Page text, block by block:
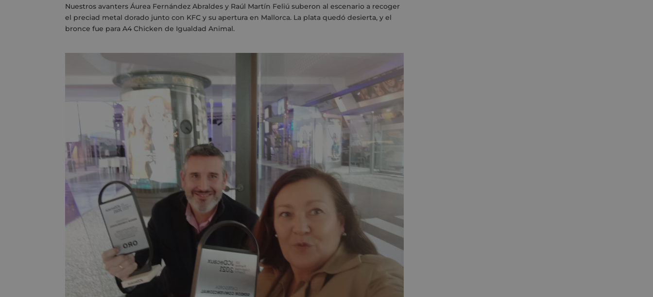
Nuestros avanters Áurea Fernández Abraldes y Raúl Martín Feliú suberon al escenarioa recoger
el preciad metal dorado junto con KFC y su apertura en Mallorca. La plata quedó desierta, y el
bronce fue para A4 Chicken de Igualdad Animal.